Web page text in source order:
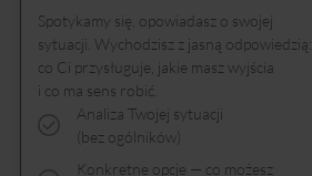
Spotykamy się, opowiadasz o swojej
sytuacji. Wychodzisz z jasną odpowiedzią:
co Ci przysługuje, jakie masz wyjścia
i co ma sens robić.
Analiza Twojej sytuacji
(bez ogólników)
Konkretne opcje — co możesz